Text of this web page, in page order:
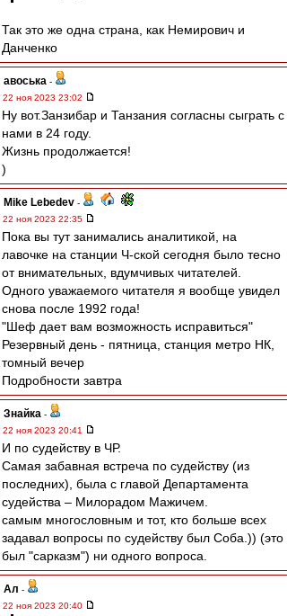
Так это же одна страна, как Немирович и
Данченко
авоська -
22 ноя 2023 23:02
Ну вот.Занзибар и Танзания согласны сыграть с
нами в 24 году.
Жизнь продолжается!
)
Mike Lebedev -
22 ноя 2023 22:35
Пока вы тут занимались аналитикой, на
лавочке на станции Ч-ской сегодня было тесно
от внимательных, вдумчивых читателей.
Одного уважаемого читателя я вообще увидел
снова после 1992 года!
"Шеф дает вам возможность исправиться"
Резервный день - пятница, станция метро НК,
томный вечер
Подробности завтра
Знайка -
22 ноя 2023 20:41
И по судейству в ЧР.
Самая забавная встреча по судейству (из
последних), была с главой Департамента
судейства – Милорадом Мажичем.
самым многословным и тот, кто больше всех
задавал вопросы по судейству был Соба.)) (это
был "сарказм") ни одного вопроса.
Ал -
22 ноя 2023 20:40